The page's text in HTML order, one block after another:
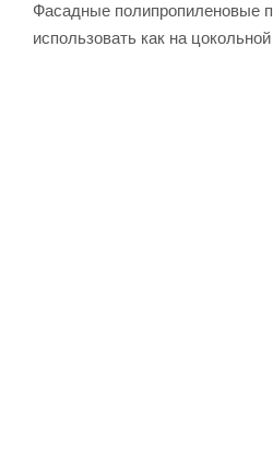
Фасадные полипропиленовые
использовать как на